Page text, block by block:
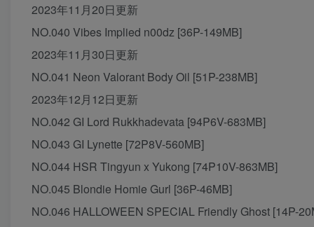
2023年11月20日更新
NO.040 Vibes Implied n00dz [36P-149MB]
2023年11月30日更新
NO.041 Neon Valorant Body Oil [51P-238MB]
2023年12月12日更新
NO.042 GI Lord Rukkhadevata [94P6V-683MB]
NO.043 GI Lynette [72P8V-560MB]
NO.044 HSR Tingyun x Yukong [74P10V-863MB]
NO.045 Blondie Homie Gurl [36P-46MB]
NO.046 HALLOWEEN SPECIAL Friendly Ghost [14P-